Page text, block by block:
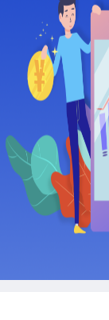
台湾站